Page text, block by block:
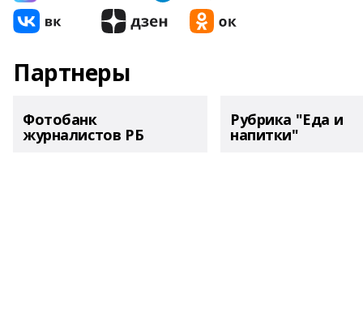
Партнеры
Фотобанк
журналистов РБ
Рубрика "Еда и
напитки"